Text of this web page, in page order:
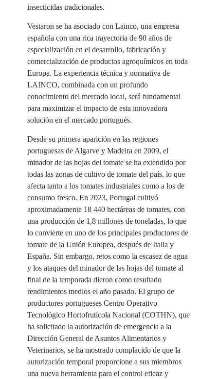
insecticidas tradicionales.
Vestaron se ha asociado con Lainco, una empresa
española con una rica trayectoria de 90 años de
especialización en el desarrollo, fabricación y
comercialización de productos agroquímicos en toda
Europa. La experiencia técnica y normativa de
LAINCO, combinada con un profundo
conocimiento del mercado local, será fundamental
para maximizar el impacto de esta innovadora
solución en el mercado portugués.
Desde su primera aparición en las regiones
portuguesas de Algarve y Madeira en 2009, el
minador de las hojas del tomate se ha extendido por
todas las zonas de cultivo de tomate del país, lo que
afecta tanto a los tomates industriales como a los de
consumo fresco. En 2023, Portugal cultivó
aproximadamente 18 440 hectáreas de tomates, con
una producción de 1,8 millones de toneladas, lo que
lo convierte en uno de los principales productores de
tomate de la Unión Europea, después de Italia y
España. Sin embargo, retos como la escasez de agua
y los ataques del minador de las hojas del tomate al
final de la temporada dieron como resultado
rendimientos medios el año pasado. El grupo de
productores portugueses Centro Operativo
Tecnológico Hortofrutícola Nacional (COTHN), que
ha solicitado la autorización de emergencia a la
Dirección General de Asuntos Alimentarios y
Veterinarios, se ha mostrado complacido de que la
autorización temporal proporcione a sus miembros
una nueva herramienta para el control eficaz y